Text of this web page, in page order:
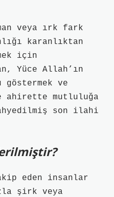
veya ırk fark
karanlıktan
için
Yüce Allah’ın
ve
ahirette mutluluğa
son ilahi
eden insanlar
şirk veya